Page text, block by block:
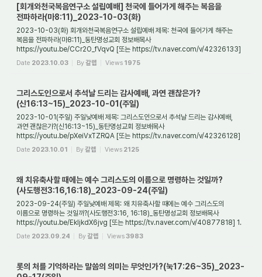
[회개와천국복음연구소 설립예배] 천국에 들어가게 해주는 복음을
전파하라(마8:11)_2023-10-03(화)
2023-10-03(화) 회개와천국복음연구소 설립예배 제목: 천국에 들어가게 해주는
복음을 전파하라(마8:11)_동탄명성교회 정보배목사
https://youtu.be/CCr2O_fVqvQ [또는 https://tv.naver.com/v/42326133]
1. 들어가며 우리는 이제 마지막 시대에 접어들었다. ...
Date 2023.10.03 By갈렙 Views 1975
그리스도인으로서 추석날 드리는 감사예배, 과연 괜찮은가?
(신16:13~15)_2023-10-01(주일)
2023-10-01(주일) 주일낮예배 제목: 그리스도인으로서 추석날 드리는 감사예배,
과연 괜찮은가?(신16:13~15)_동탄명성교회 정보배목사
https://youtu.be/pXeiVxTZRQA [또는 https://tv.naver.com/v/42326128]
1. 들어가며 오늘날 그리스도인들은 추석 명절이 ...
Date 2023.10.01 By갈렙 Views 2125
왜 치유축사할 때에는 예수 그리스도의 이름으로 명령하는 것일까?
(사도행전3:16,16:18)_2023-09-24(주일)
2023-09-24(주일) 주일낮예배 제목: 왜 치유축사할 때에는 예수 그리스도의
이름으로 명령하는 것일까?(사도행전3:16, 16:18)_동탄명성교회 정보배목사
https://youtu.be/EkIjkdX6jvg [또는 https://tv.naver.com/v/40877818] 1.
들어가며 예수님의 가르침을 ...
Date 2023.09.24 By갈렙 Views3983
롯의 처를 기억하라는 말씀의 의미는 무엇인가?(눅17:26~35)_2023-